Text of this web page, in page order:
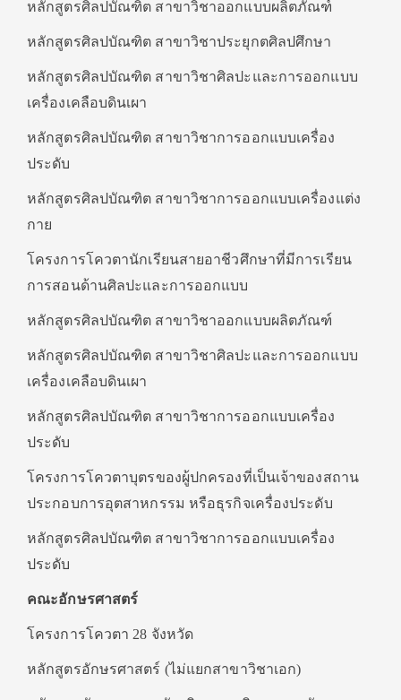
หลักสูตรศิลปบัณฑิต สาขาวิชาออกแบบผลิตภัณฑ์
หลักสูตรศิลปบัณฑิต สาขาวิชาประยุกตศิลปศึกษา
หลักสูตรศิลปบัณฑิต สาขาวิชาศิลปะและการออกแบบ
เครื่องเคลือบดินเผา
หลักสูตรศิลปบัณฑิต สาขาวิชาการออกแบบเครื่อง
ประดับ
หลักสูตรศิลปบัณฑิต สาขาวิชาการออกแบบเครื่องแต่ง
กาย
โครงการโควตานักเรียนสายอาชีวศึกษาที่มีการเรียน
การสอนด้านศิลปะและการออกแบบ
หลักสูตรศิลปบัณฑิต สาขาวิชาออกแบบผลิตภัณฑ์
หลักสูตรศิลปบัณฑิต สาขาวิชาศิลปะและการออกแบบ
เครื่องเคลือบดินเผา
หลักสูตรศิลปบัณฑิต สาขาวิชาการออกแบบเครื่อง
ประดับ
โครงการโควตาบุตรของผู้ปกครองที่เป็นเจ้าของสถาน
ประกอบการอุตสาหกรรม หรือธุรกิจเครื่องประดับ
หลักสูตรศิลปบัณฑิต สาขาวิชาการออกแบบเครื่อง
ประดับ
คณะอักษรศาสตร์
โครงการโควตา 28 จังหวัด
หลักสูตรอักษรศาสตร์ (ไม่แยกสาขาวิชาเอก)